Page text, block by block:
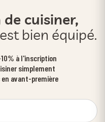
cuisiner,
bien équipé.
à l'inscription
simplement
avant-première